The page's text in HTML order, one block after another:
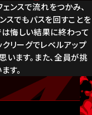
ンスで流れをつかみ、
スでもパスを回すことを
は悔しい結果に終わって
リーグでレベルアップ
います。また、全員が挑
す。